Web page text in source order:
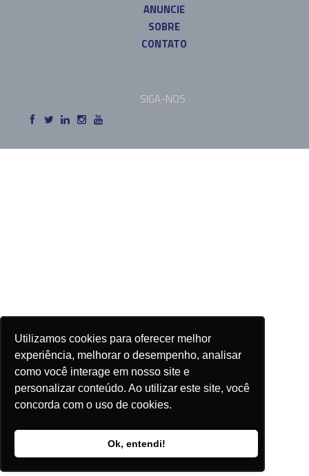
Utilizamos cookies para oferecer melhor
experiência, melhorar o desempenho, analisar
como você interage em nosso site e
personalizar conteúdo. Ao utilizar este site, você
concorda com o uso de cookies.
Ok, entendi!
ANUNCIE
SOBRE
CONTATO
SIGA-NOS